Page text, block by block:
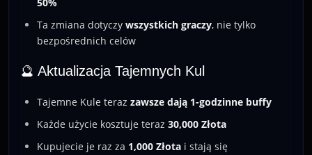
Ta zmiana dotyczy wszystkich graczy, nie tylko
bezpośrednich celów
🔮 Aktualizacja Tajemnych Kul
Tajemne Kule teraz zawsze dają 1-godzinne buffy
Każde użycie kosztuje teraz 30,000 Złota
Kupujecie je raz za 1,000 Złota i stają się